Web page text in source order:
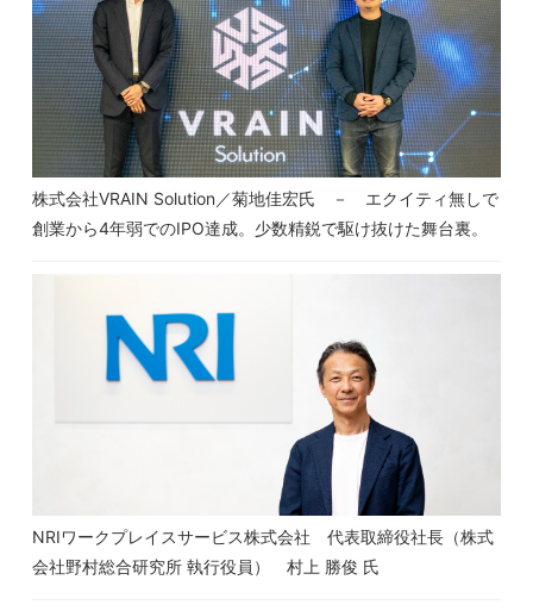
株式会社VRAIN Solution／菊地佳宏氏 － エクイティ無しで
創業から4年弱でのIPO達成。少数精鋭で駆け抜けた舞台裏。
NRIワークプレイスサービス株式会社 代表取締役社長（株式
会社野村総合研究所 執行役員） 村上 勝俊 氏